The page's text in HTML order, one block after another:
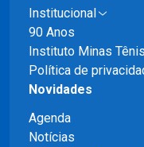
Institucional
90 Anos
Instituto Minas
Política de
Novidades
Agenda
Notícias